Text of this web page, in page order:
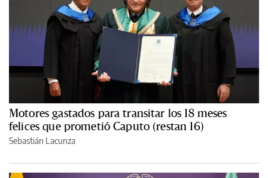
Motores gastados para transitar los 18 meses
felices que prometió Caputo (restan 16)
Sebastián Lacunza